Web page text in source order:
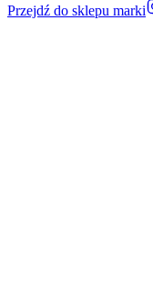
Przejdź do sklepu marki